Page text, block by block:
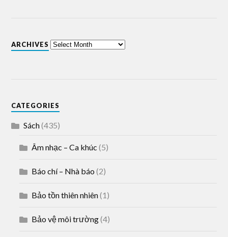
ARCHIVES
CATEGORIES
Sách(435)
Âm nhạc – Ca khúc (5)
Báo chí – Nhà báo (2)
Bảo tồn thiên nhiên(1)
Bảo vệ môi trường(4)